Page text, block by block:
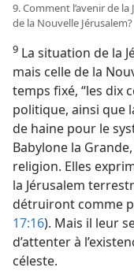
9. Comment l’avenir de
de la Nouvelle Jérusalem?
9 La situation de la
mais celle de la
temps fixé, “les dix
politique, ainsi que
de haine pour le
Babylone la
religion. Elles
la Jérusalem
détruiront comme
17:16). Mais il leur
d’attenter à
céleste.